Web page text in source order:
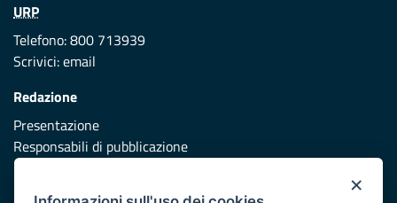
URP
Telefono: 800 713939
Scrivici:email
Redazione
Presentazione
Responsabili di pubblicazione
×